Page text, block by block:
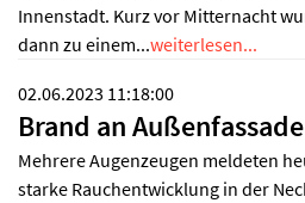
Innenstadt. Kurz vor Mitternacht
dann zu einem...weiterlesen...
02.06.2023 11:18:00
Brand an Außenfassade
Mehrere Augenzeugen meldeten
starke Rauchentwicklung in der